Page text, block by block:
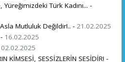
Türk Kadını... -
Mutluluk Değildir!.. - 21.02.2025
16.02.2025
02.02.2025
KİMSESİ, SESSİZLERİN SESİDİR! -